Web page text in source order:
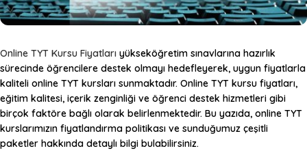
Online TYT Kursu Fiyatları yükseköğretim sınavlarına hazırlık
sürecinde öğrencilere destek olmayı hedefleyerek, uygun fiyatlarla
kaliteli online TYT kursları sunmaktadır. Online TYT kursu fiyatları,
eğitim kalitesi, içerik zenginliği ve öğrenci destek hizmetleri gibi
birçok faktöre bağlı olarak belirlenmektedir. Bu yazıda, online TYT
kurslarımızın fiyatlandırma politikası ve sunduğumuz çeşitli
paketler hakkında detaylı bilgi bulabilirsiniz.